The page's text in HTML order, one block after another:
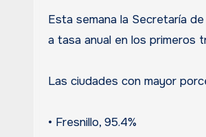
Esta semana la Secretaría
a tasa anual en los primeros
Las ciudades con mayor
• Fresnillo, 95.4%